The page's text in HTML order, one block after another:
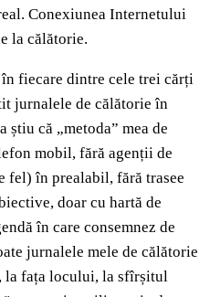
Conexiunea Internetului
la călătorie.
în fiecare dintre cele trei cărți
jurnalele de călătorie în
știu că „metoda” mea de
mobil, fără agenții de
fel) în prealabil, fără trasee
doar cu hartă de
în care consemnez de
jurnalele mele de călătorie
la fața locului, la sfîrșitul